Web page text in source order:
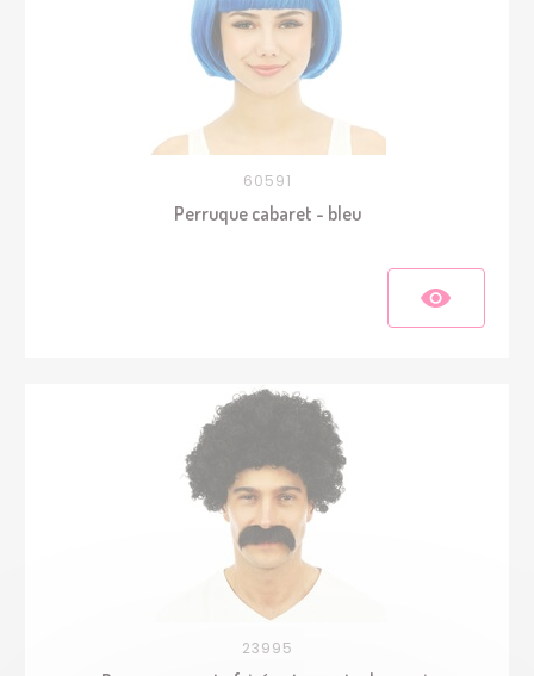
60591
Perruque cabaret - bleu
23995